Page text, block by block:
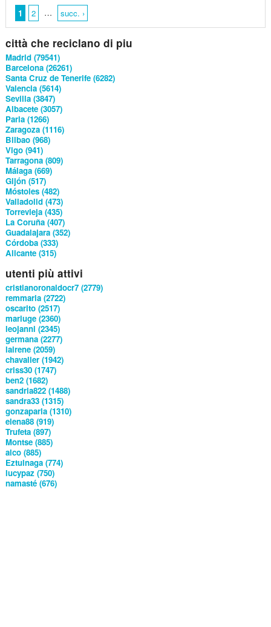
1 2 … succ. ›
città che reciclano di piu
Madrid (79541)
Barcelona (26261)
Santa Cruz de Tenerife (6282)
Valencia (5614)
Sevilla (3847)
Albacete (3057)
Parla (1266)
Zaragoza (1116)
Bilbao (968)
Vigo (941)
Tarragona (809)
Málaga (669)
Gijón (517)
Móstoles (482)
Valladolid (473)
Torrevieja (435)
La Coruña (407)
Guadalajara (352)
Córdoba (333)
Alicante (315)
utenti più attivi
cristianoronaldocr7 (2779)
remmaria (2722)
oscarito (2517)
mariuge (2360)
leojanni (2345)
germana (2277)
lairene (2059)
chavalier (1942)
criss30 (1747)
ben2 (1682)
sandria822 (1488)
sandra33 (1315)
gonzaparla (1310)
elena88 (919)
Trufeta (897)
Montse (885)
alco (885)
Eztuinaga (774)
lucypaz (750)
namasté (676)